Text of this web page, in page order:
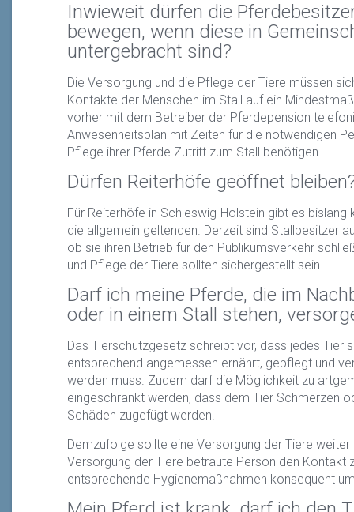
Inwieweit dürfen die
bewegen, wenn diese in
untergebracht sind?
Die Versorgung und die Pflege der Tiere müssen
Kontakte der Menschen im Stall auf ein
vorher mit dem Betreiber der Pferdepension
Anwesenheitsplan mit Zeiten für die notwendigen
Pflege ihrer Pferde Zutritt zum Stall benötigen.
Dürfen Reiterhöfe geöffnet
Für Reiterhöfe in Schleswig-Holstein gibt es bislang
die allgemein geltenden. Derzeit sind Stallbesitzer
ob sie ihren Betrieb für den Publikumsverkehr
und Pflege der Tiere sollten sichergestellt sein.
Darf ich meine Pferde, die im
oder in einem Stall stehen,
Das Tierschutzgesetz schreibt vor, dass jedes Tier
entsprechend angemessen ernährt, gepflegt und
werden muss. Zudem darf die Möglichkeit zu
eingeschränkt werden, dass dem Tier Schmerzen
Schäden zugefügt werden.
Demzufolge sollte eine Versorgung der Tiere
Versorgung der Tiere betraute Person den Kontakt
entsprechende Hygienemaßnahmen konsequent